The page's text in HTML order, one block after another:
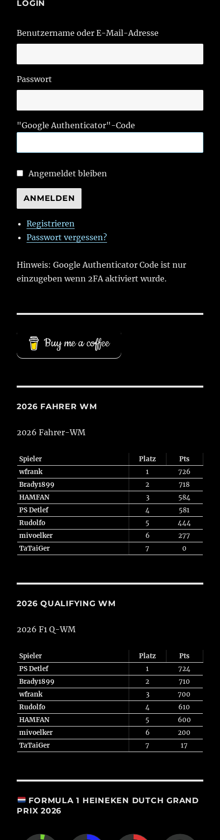
LOGIN
Benutzername oder E-Mail-Adresse
Passwort
"Google Authenticator"-Code
Angemeldet bleiben
ANMELDEN
Registrieren
Passwort vergessen?
Hinweis: Google Authenticator Code ist nur
einzugeben wenn 2FA aktiviert wurde.
Buy me a coffee
2026 FAHRER WM
2026 Fahrer-WM
Spieler Platz
Pts
wfrank
1
726
Brady1899
2
718
HAMFAN
3
584
PS Detlef
4
581
Rudolfo
5
444
mivoelker
6
277
TaTaiGer
7 0
2026 QUALIFYING WM
2026 F1 Q-WM
Spieler Platz
Pts
PS Detlef
1
724
Brady1899
2
710
wfrank
3
700
Rudolfo
4
610
HAMFAN
5
600
mivoelker
6
200
TaTaiGer
7 17
FORMULA 1 HEINEKEN DUTCH GRAND
PRIX 2026